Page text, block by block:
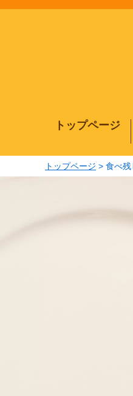
トップページ
トップページ 食べ残